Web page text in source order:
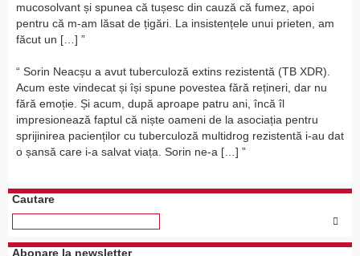
mucosolvant și spunea că tușesc din cauză că fumez, apoi
pentru că m-am lăsat de țigări. La insistențele unui prieten, am
făcut un […]
Sorin Neacșu a avut tuberculoză extins rezistentă (TB XDR).
Acum este vindecat și își spune povestea fără rețineri, dar nu
fără emoție. Și acum, după aproape patru ani, încă îl
impresionează faptul că niște oameni de la asociația pentru
sprijinirea pacienților cu tuberculoză multidrog rezistentă i-au dat
o șansă care i-a salvat viața. Sorin ne-a […]
Cautare
Abonare la newsletter